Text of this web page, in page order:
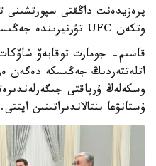
پرەزيدەنت داڭقتى سپورتشىنى
وتكەن UFC تۋرنيرىندە جەڭىسكە جەتۋىمەن قۇتتىقتادى.
قاسىم- جومارت توقايەۆ
اتلەتتەردىڭ جەڭىسكە
وسكەلەڭ ۇرپاقتى
ۇستانۋعا ىنتالاندىراتىنىن ايتتى.